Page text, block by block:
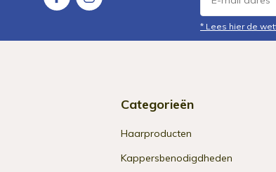
* Lees hier de
Categorieën
Haarproducten
Kappersbenodigdheden